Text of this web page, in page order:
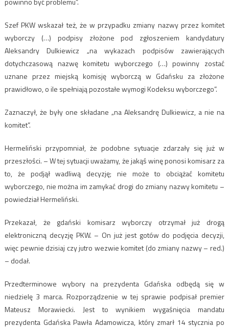
Szef PKW wskazał też, że w przypadku zmiany nazwy przez komitet
wyborczy (…) podpisy złożone pod zgłoszeniem kandydatury
Aleksandry Dulkiewicz „na wykazach podpisów zawierających
dotychczasową nazwę komitetu wyborczego (…) powinny zostać
uznane przez miejską komisję wyborczą w Gdańsku za złożone
prawidłowo, o ile spełniają pozostałe wymogi Kodeksu wyborczego”.
Zaznaczył, że były one składane „na Aleksandrę Dulkiewicz, a nie na
komitet”.
Hermeliński przypomniał, że podobne sytuacje zdarzały się już w
przeszłości. – W tej sytuacji uważamy, że jakąś winę ponosi komisarz za
to, że podjął wadliwą decyzję; nie może to obciążać komitetu
wyborczego, nie można im zamykać drogi do zmiany nazwy komitetu –
powiedział Hermeliński.
Przekazał, że gdański komisarz wyborczy otrzymał już drogą
elektroniczną decyzję PKW. – On już jest gotów do podjęcia decyzji,
więc pewnie dzisiaj czy jutro wezwie komitet (do zmiany nazwy – red.)
– dodał.
Przedterminowe wybory na prezydenta Gdańska odbędą się w
niedzielę 3 marca. Rozporządzenie w tej sprawie podpisał premier
Mateusz Morawiecki. Jest to wynikiem wygaśnięcia mandatu
prezydenta Gdańska Pawła Adamowicza, który zmarł 14 stycznia po